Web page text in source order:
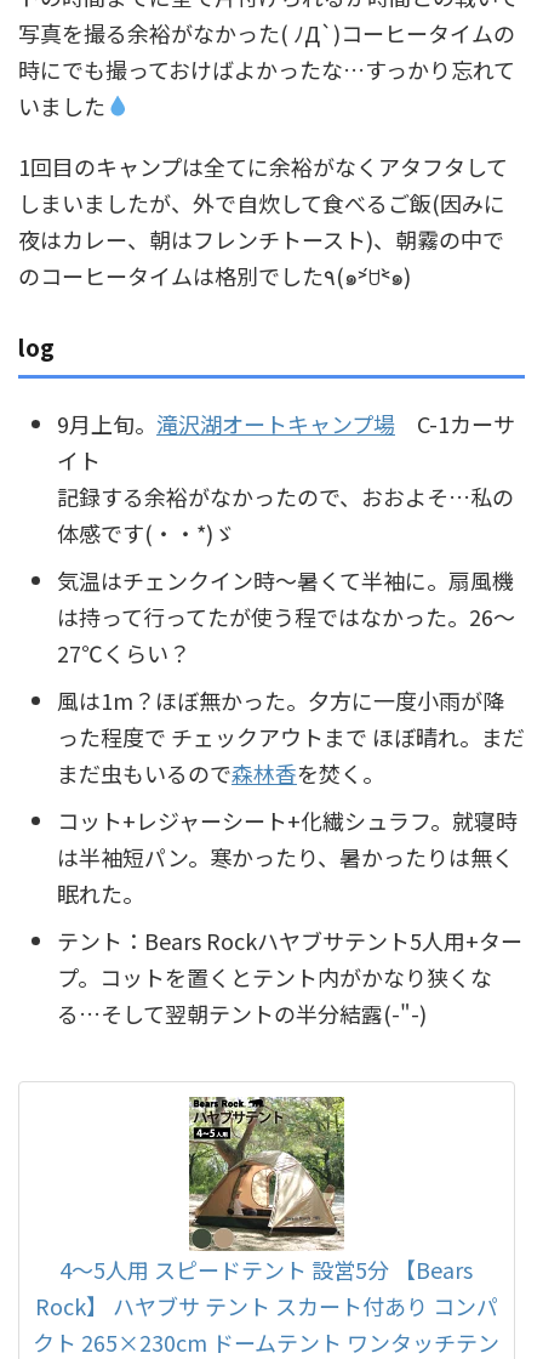
写真を撮る余裕がなかった( ﾉД`)コーヒータイムの
時にでも撮っておけばよかったな…すっかり忘れて
いました
1回目のキャンプは全てに余裕がなくアタフタして
しまいましたが、外で自炊して食べるご飯(因みに
夜はカレー、朝はフレンチトースト)、朝霧の中で
のコーヒータイムは格別でした٩(๑˃́ꇴ˂̀๑)
log
9月上旬。 滝沢湖オートキャンプ場 C-1カーサ
イト
記録する余裕がなかったので、おおよそ…私の
体感です(・・*)ゞ
気温はチェンクイン時～暑くて半袖に。扇風機
は持って行ってたが使う程ではなかった。26～
27℃くらい？
風は1m？ほぼ無かった。夕方に一度小雨が降
った程度で チェックアウトまで ほぼ晴れ。まだ
まだ虫もいるので森林香を焚く。
コット+レジャーシート+化繊シュラフ。就寝時
は半袖短パン。寒かったり、暑かったりは無く
眠れた。
テント：Bears Rockハヤブサテント5人用+ター
プ。コットを置くとテント内がかなり狭くな
る…そして翌朝テントの半分結露(-"-)
4～5人用 スピードテント 設営5分 【Bears
Rock】 ハヤブサ テント スカート付あり コンパ
クト 265×230cm ドームテント ワンタッチテン